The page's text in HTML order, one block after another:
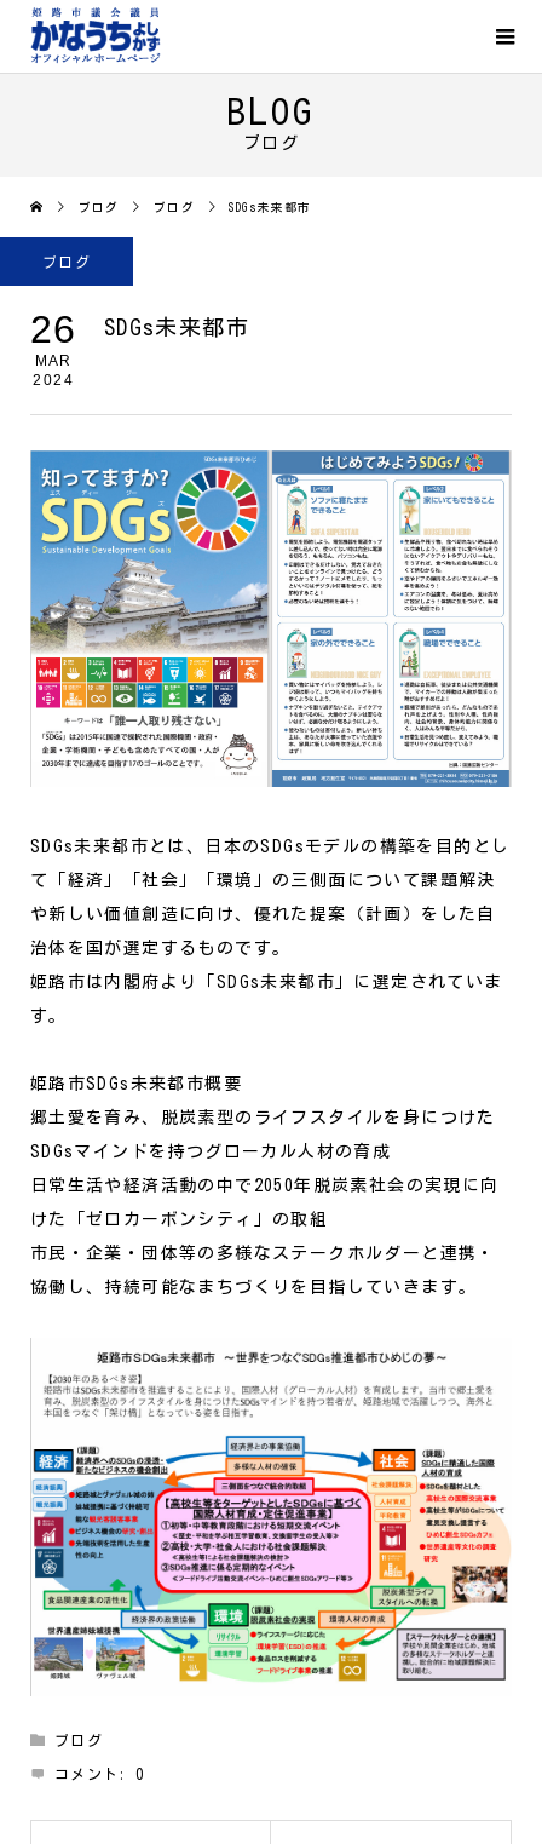
BLOG
ブログ
ブログ ブログ SDGs未来都市
ブログ
26
MAR
2024
SDGs未来都市
SDGs未来都市とは、日本のSDGsモデルの構築を目的とし
て「経済」「社会」「環境」の三側面について課題解決
や新しい価値創造に向け、優れた提案（計画）をした自
治体を国が選定するものです。
姫路市は内閣府より「SDGs未来都市」に選定されていま
す。
姫路市SDGs未来都市概要
郷土愛を育み、脱炭素型のライフスタイルを身につけた
SDGsマインドを持つグローカル人材の育成
日常生活や経済活動の中で2050年脱炭素社会の実現に向
けた「ゼロカーボンシティ」の取組
市民・企業・団体等の多様なステークホルダーと連携・
協働し、持続可能なまちづくりを目指していきます。
ブログ
コメント:0